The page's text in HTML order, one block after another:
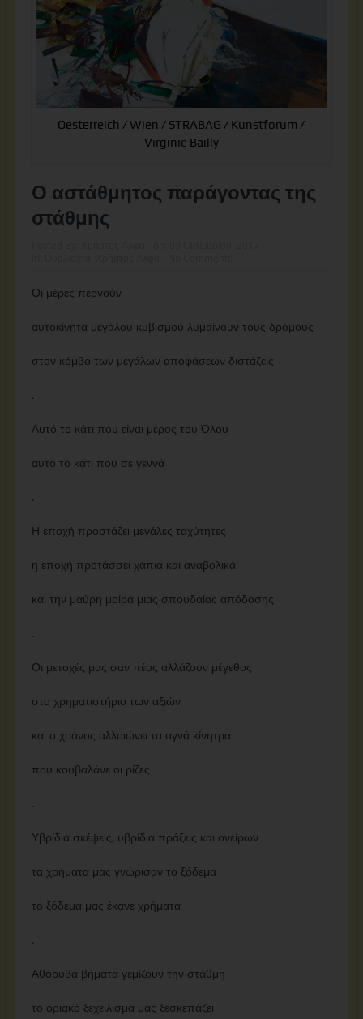
Oesterreich / Wien / STRABAG / Kunstforum /
Virginie Bailly
Ο αστάθμητος παράγοντας της
στάθμης
Οι μέρες περνούν
αυτοκίνητα μεγάλου κυβισμού λυμαίνουν τους δρόμους
στον κόμβο των μεγάλων αποφάσεων διστάζεις
.
Αυτό το κάτι που είναι μέρος του Όλου
αυτό το κάτι που σε γεννά
.
Η εποχή προστάζει μεγάλες ταχύτητες
η εποχή προτάσσει χάπια και αναβολικά
και την μαύρη μοίρα μιας σπουδαίας απόδοσης
.
Οι μετοχές μας σαν πέος αλλάζουν μέγεθος
στο χρηματιστήριο των αξιών
και ο χρόνος αλλοιώνει τα αγνά κίνητρα
που κουβαλάνε οι ρίζες
.
Υβρίδια σκέψεις, υβρίδια πράξεις και ονείρων
τα χρήματα μας γνώρισαν το ξόδεμα
το ξόδεμα μας έκανε χρήματα
.
Αθόρυβα βήματα γεμίζουν την στάθμη
το οριακό ξεχείλισμα μας ξεσκεπάζει